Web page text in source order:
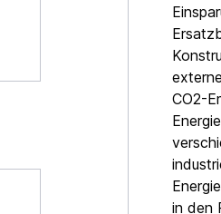
CO2-
in den